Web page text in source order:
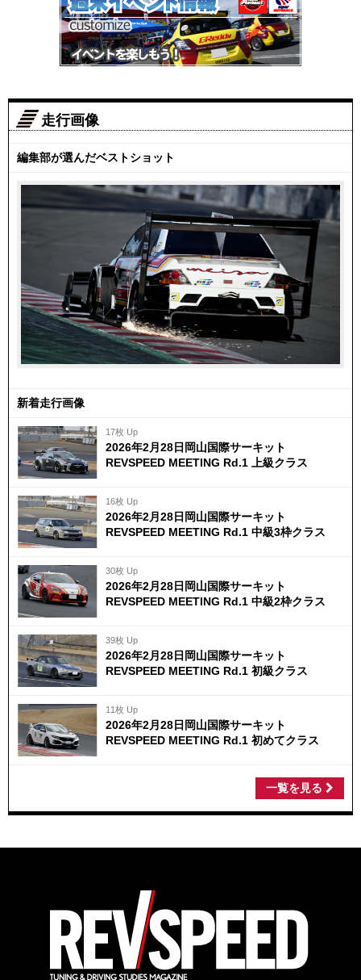
走行画像
編集部が選んだベストショット
新着走行画像
17枚 Up
2026年2月28日岡山国際サーキット
REVSPEED MEETING Rd.1 上級クラス
16枚 Up
2026年2月28日岡山国際サーキット
REVSPEED MEETING Rd.1 中級3枠クラス
30枚 Up
2026年2月28日岡山国際サーキット
REVSPEED MEETING Rd.1 中級2枠クラス
39枚 Up
2026年2月28日岡山国際サーキット
REVSPEED MEETING Rd.1 初級クラス
11枚 Up
2026年2月28日岡山国際サーキット
REVSPEED MEETING Rd.1 初めてクラス
一覧を見る